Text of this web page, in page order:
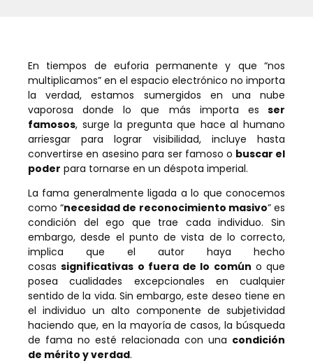
En tiempos de euforia permanente y que “nos
multiplicamos” en el espacio electrónico no importa
la verdad, estamos sumergidos en una nube
vaporosa donde lo que más importa es ser
famosos, surge la pregunta que hace al humano
arriesgar para lograr visibilidad, incluye hasta
convertirse en asesino para ser famoso o buscar el
poder para tornarse en un déspota imperial.
La fama generalmente ligada a lo que conocemos
como “necesidad de reconocimiento masivo” es
condición del ego que trae cada individuo. Sin
embargo, desde el punto de vista de lo correcto,
implica que el autor haya hecho
cosassignificativas o fuera de lo común o que
posea cualidades excepcionales en cualquier
sentido de la vida. Sin embargo, este deseo tiene en
el individuo un alto componente de subjetividad
haciendo que, en la mayoría de casos, la búsqueda
de fama no esté relacionada con una condición
de mérito y verdad.